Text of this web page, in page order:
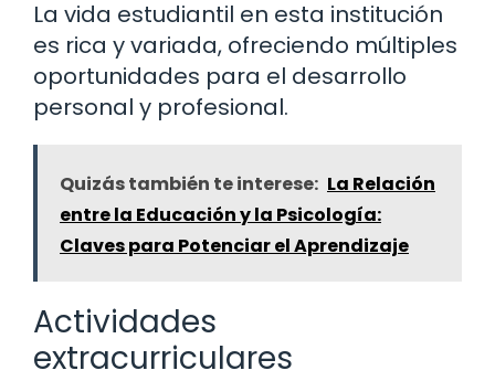
La vida estudiantil en esta institución
es rica y variada, ofreciendo múltiples
oportunidades para el desarrollo
personal y profesional.
Quizás también te interese: La Relación
entre la Educación y la Psicología:
Claves para Potenciar el Aprendizaje
Actividades
extracurriculares